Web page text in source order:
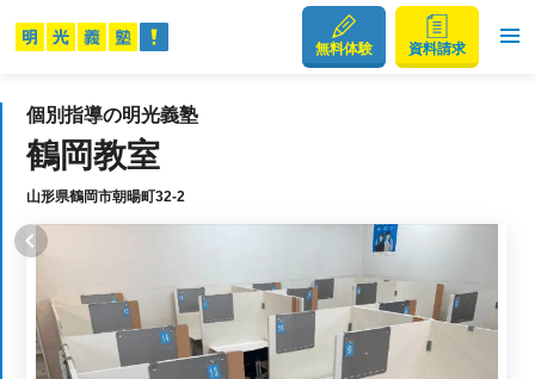
無料体験 資料請求
個別指導の明光義塾
鶴岡教室
山形県鶴岡市朝暘町32-2